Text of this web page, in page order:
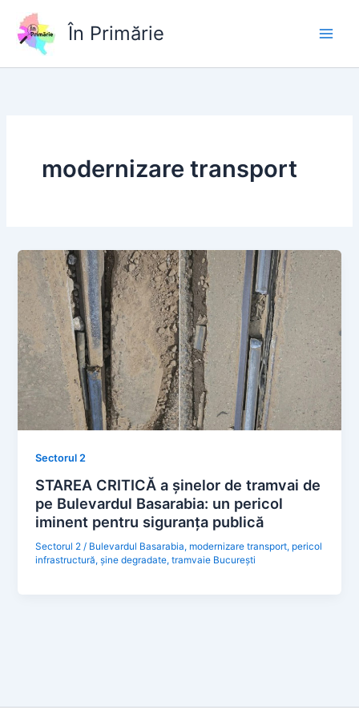
content
În Primărie
modernizare transport
Sectorul 2
STAREA CRITICĂ a șinelor de tramvai de
pe Bulevardul Basarabia: un pericol
iminent pentru siguranța publică
Sectorul 2 / Bulevardul Basarabia, modernizare transport, pericol
infrastructură,șine degradate,tramvaie București